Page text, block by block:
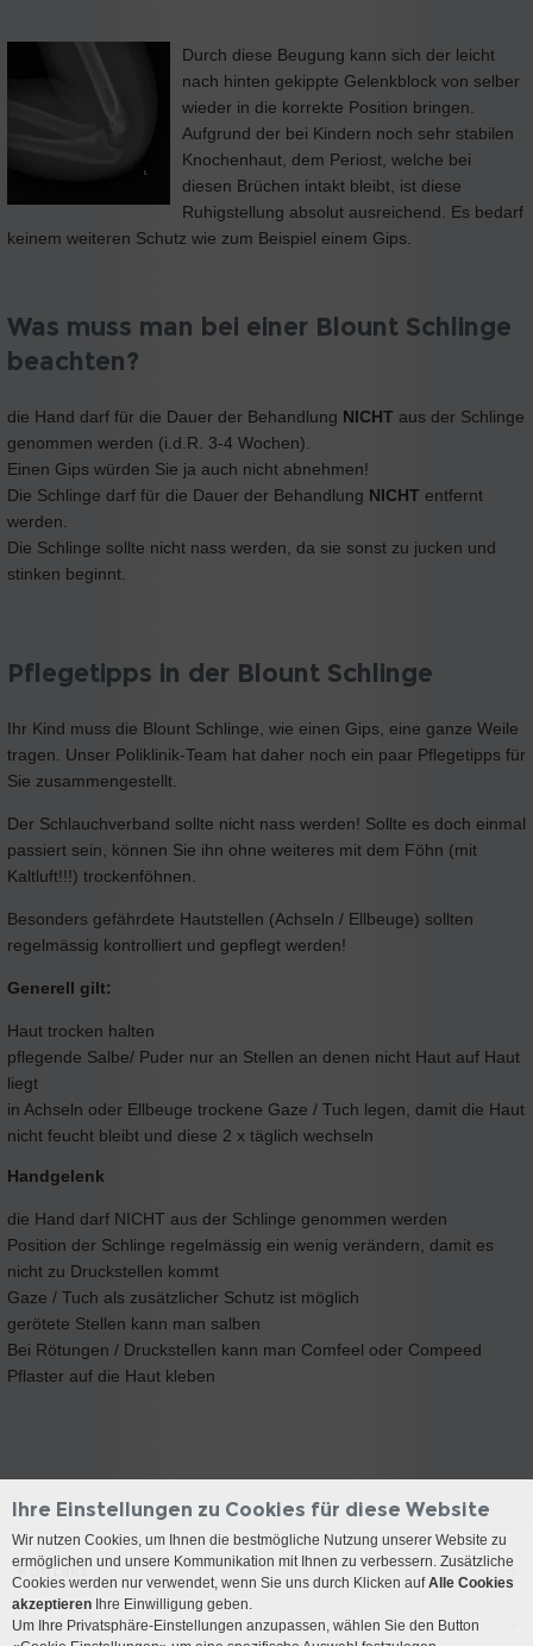
Durch diese Beugung kann sich der leicht
nach hinten gekippte Gelenkblock von selber
wieder in die korrekte Position bringen.
Aufgrund der bei Kindern noch sehr stabilen
Knochenhaut, dem Periost, welche bei
diesen Brüchen intakt bleibt, ist diese
Ruhigstellung absolut ausreichend. Es bedarf
keinem weiteren Schutz wie zum Beispiel einem Gips.
Was muss man bei einer Blount Schlinge
beachten?
die Hand darf für die Dauer der Behandlung NICHT aus der Schlinge
genommen werden (i.d.R. 3-4 Wochen).
Einen Gips würden Sie ja auch nicht abnehmen!
Die Schlinge darf für die Dauer der Behandlung NICHT entfernt
werden.
Die Schlinge sollte nicht nass werden, da sie sonst zu jucken und
stinken beginnt.
Pflegetipps in der Blount Schlinge
Ihr Kind muss die Blount Schlinge, wie einen Gips, eine ganze Weile
tragen. Unser Poliklinik-Team hat daher noch ein paar Pflegetipps für
Sie zusammengestellt.
Der Schlauchverband sollte nicht nass werden! Sollte es doch einmal
passiert sein, können Sie ihn ohne weiteres mit dem Föhn (mit
Kaltluft!!!) trockenföhnen.
Besonders gefährdete Hautstellen (Achseln / Ellbeuge) sollten
regelmässig kontrolliert und gepflegt werden!
Generell gilt:
Haut trocken halten
pflegende Salbe/ Puder nur an Stellen an denen nicht Haut auf Haut
liegt
in Achseln oder Ellbeuge trockene Gaze / Tuch legen, damit die Haut
nicht feucht bleibt und diese 2 x täglich wechseln
Handgelenk
die Hand darf NICHT aus der Schlinge genommen werden
Position der Schlinge regelmässig ein wenig verändern, damit es
nicht zu Druckstellen kommt
Gaze / Tuch als zusätzlicher Schutz ist möglich
gerötete Stellen kann man salben
Bei Rötungen / Druckstellen kann man Comfeel oder Compeed
Pflaster auf die Haut kleben
Kontakt
Anreise
Ihre Einstellungen zu Cookies für diese Website
Wir nutzen Cookies, um Ihnen die bestmögliche Nutzung unserer Website zu
ermöglichen und unsere Kommunikation mit Ihnen zu verbessern. Zusätzliche
Cookies werden nur verwendet, wenn Sie uns durch Klicken aufAlle Cookies
akzeptieren Ihre Einwilligung geben.
Um Ihre Privatsphäre-Einstellungen anzupassen, wählen Sie den Button